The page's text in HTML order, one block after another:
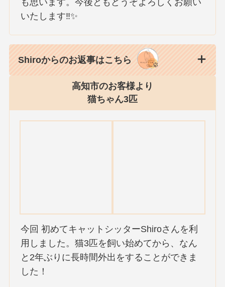
も思います。今後ともどうぞよろしくお願い
いたします‼✨
Shiroからのお返事はこちら
高知市のお客様より
猫ちゃん3匹
今回 初めてキャットシッターShiroさんを利
用しました。猫3匹を飼い始めてから、なん
と2年ぶりに長時間外出をすることができま
した！